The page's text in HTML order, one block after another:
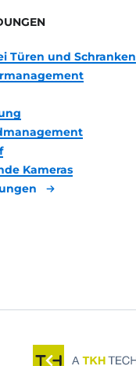
Türen und Schranken
Kameras